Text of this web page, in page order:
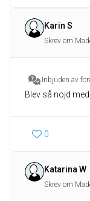
Karin S
Skrev om
Inbjuden av
Blev så nöjd
0
Katarina W
Skrev om